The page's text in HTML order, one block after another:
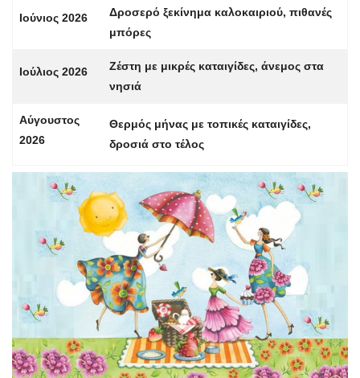
Ιούνιος 2026
Δροσερό ξεκίνημα καλοκαιριού, πιθανές
μπόρες
Ιούλιος 2026
Ζέστη με μικρές καταιγίδες, άνεμος στα
νησιά
Αύγουστος
2026
Θερμός μήνας με τοπικές καταιγίδες,
δροσιά στο τέλος